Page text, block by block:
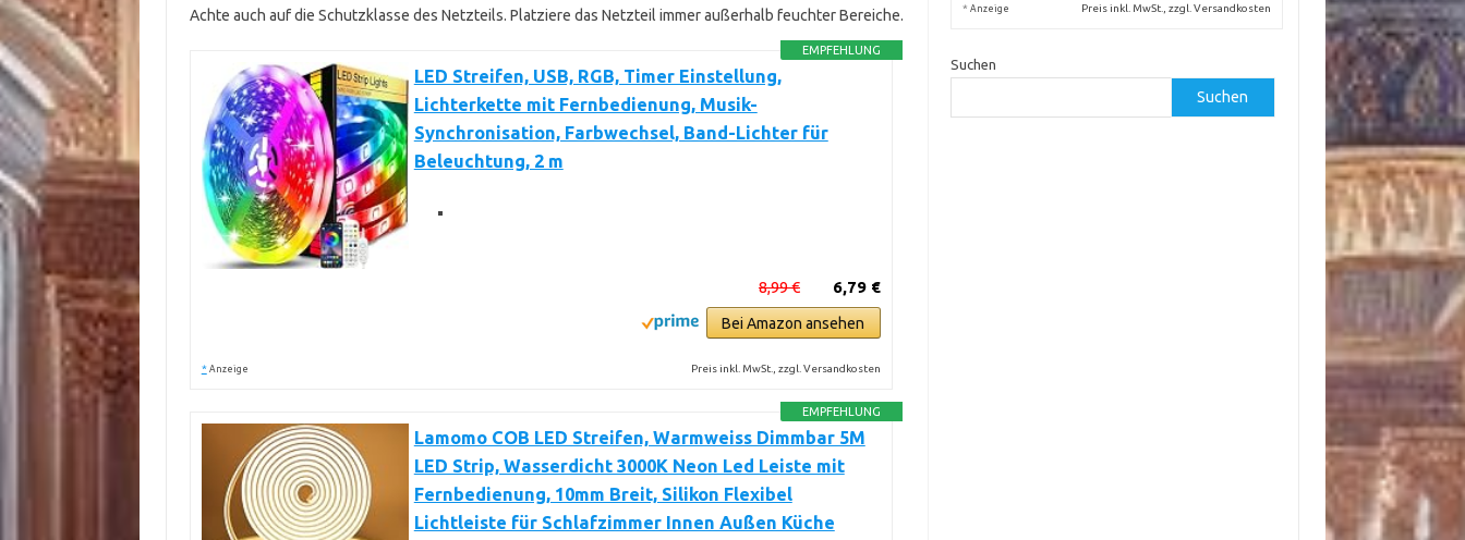
Achte auch auf die Schutzklasse des Netzteils. Platziere das Netzteil immer außerhalb feuchter Bereiche.
EMPFEHLUNG
LED Streifen, USB, RGB, Timer Einstellung,
Lichterkette mit Fernbedienung, Musik-
Synchronisation, Farbwechsel, Band-Lichter für
Beleuchtung, 2 m
6,79 €
8,99 €
Bei Amazon ansehen
* Anzeige Preis inkl. MwSt., zzgl. Versandkosten
EMPFEHLUNG
Lamomo COB LED Streifen, Warmweiss Dimmbar 5M
LED Strip, Wasserdicht 3000K Neon Led Leiste mit
Fernbedienung, 10mm Breit, Silikon Flexibel
Lichtleiste für Schlafzimmer Innen Außen Küche
* Anzeige Preis inkl. MwSt., zzgl. Versandkosten
Suchen
Suchen